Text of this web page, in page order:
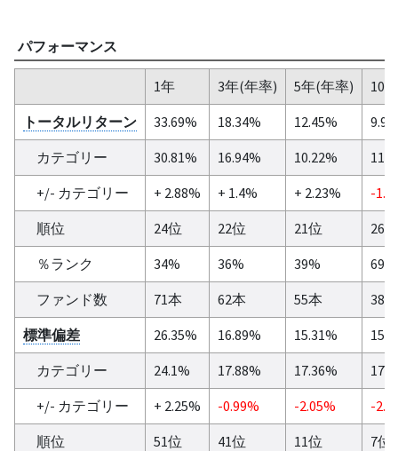
パフォーマンス
1年 3年(年率) 5年(年率)
10
トータルリターン
33.69% 18.34% 12.45%
カテゴリー
30.81% 16.94% 10.22%
+/- カテゴリー
+ 2.88% + 1.4% + 2.23%
-
順位
24位 22位 21位
26位
％ランク
34% 36% 39%
69%
ファンド数
71本 62本 55本
38本
標準偏差
26.35% 16.89% 15.31%
カテゴリー
24.1% 17.88% 17.36%
+/- カテゴリー
+ 2.25% -0.99% -2.05%
-
順位
51位 41位 11位
7位